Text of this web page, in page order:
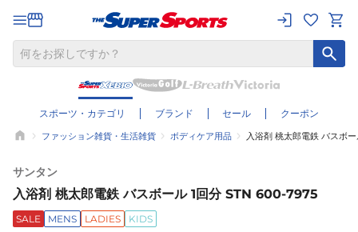
スポーツ・カテゴリ ブランド セール クーポン
ファッション雑貨・生活雑貨 ボディケア用品 入浴剤 桃太郎電鉄 バスボ
サンタン
入浴剤 桃太郎電鉄 バスボール 1回分 STN 600-7975
SALE MENS LADIES KIDS